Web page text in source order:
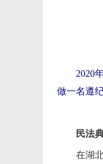
2020
做一名遵
民法
在湖